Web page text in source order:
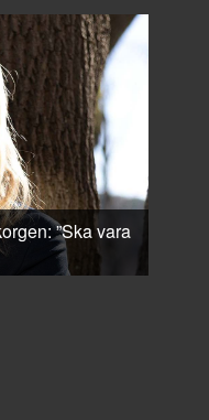
”Ska vara